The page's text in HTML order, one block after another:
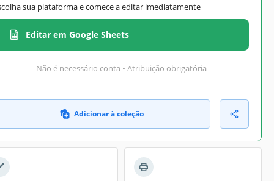
sua plataforma e comece a editar imediatamente
Editar em Google Sheets
Não é necessário conta • Atribuição obrigatória
Adicionar à coleção